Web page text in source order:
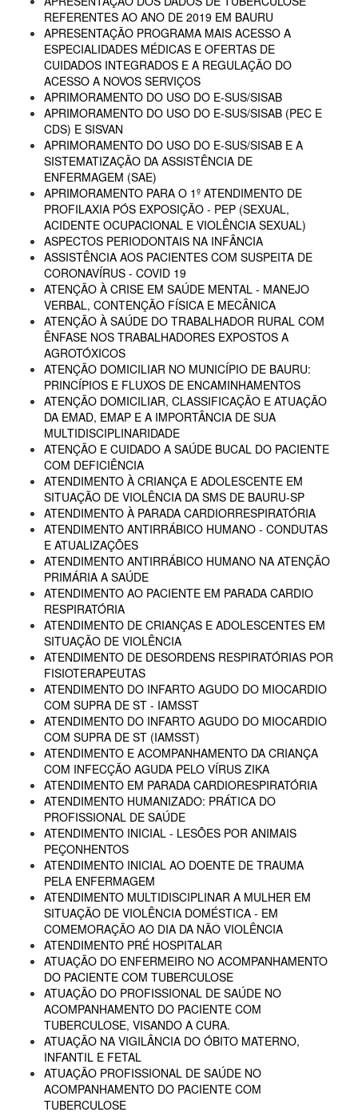
REFERENTES AO ANO DE 2019 EM BAURU
APRESENTAÇÃO PROGRAMA MAIS ACESSO A
ESPECIALIDADES MÉDICAS E OFERTAS DE
CUIDADOS INTEGRADOS E A REGULAÇÃO DO
ACESSO A NOVOS SERVIÇOS
APRIMORAMENTO DO USO DO E-SUS/SISAB
APRIMORAMENTO DO USO DO E-SUS/SISAB (PEC E
CDS) E SISVAN
APRIMORAMENTO DO USO DO E-SUS/SISAB E A
SISTEMATIZAÇÃO DA ASSISTÊNCIA DE
ENFERMAGEM (SAE)
APRIMORAMENTO PARA O 1º ATENDIMENTO DE
PROFILAXIA PÓS EXPOSIÇÃO - PEP (SEXUAL,
ACIDENTE OCUPACIONAL E VIOLÊNCIA SEXUAL)
ASPECTOS PERIODONTAIS NA INFÂNCIA
ASSISTÊNCIA AOS PACIENTES COM SUSPEITA DE
CORONAVÍRUS - COVID 19
ATENÇÃO À CRISE EM SAÚDE MENTAL - MANEJO
VERBAL, CONTENÇÃO FÍSICA E MECÂNICA
ATENÇÃO À SAÚDE DO TRABALHADOR RURAL COM
ÊNFASE NOS TRABALHADORES EXPOSTOS A
AGROTÓXICOS
ATENÇÃO DOMICILIAR NO MUNICÍPIO DE BAURU:
PRINCÍPIOS E FLUXOS DE ENCAMINHAMENTOS
ATENÇÃO DOMICILIAR, CLASSIFICAÇÃO E ATUAÇÃO
DA EMAD, EMAP E A IMPORTÂNCIA DE SUA
MULTIDISCIPLINARIDADE
ATENÇÃO E CUIDADO A SAÚDE BUCAL DO PACIENTE
COM DEFICIÊNCIA
ATENDIMENTO À CRIANÇA E ADOLESCENTE EM
SITUAÇÃO DE VIOLÊNCIA DA SMS DE BAURU-SP
ATENDIMENTO À PARADA CARDIORRESPIRATÓRIA
ATENDIMENTO ANTIRRÁBICO HUMANO - CONDUTAS
E ATUALIZAÇÕES
ATENDIMENTO ANTIRRÁBICO HUMANO NA ATENÇÃO
PRIMÁRIA A SAÚDE
ATENDIMENTO AO PACIENTE EM PARADA CARDIO
RESPIRATÓRIA
ATENDIMENTO DE CRIANÇAS E ADOLESCENTES EM
SITUAÇÃO DE VIOLÊNCIA
ATENDIMENTO DE DESORDENS RESPIRATÓRIAS POR
FISIOTERAPEUTAS
ATENDIMENTO DO INFARTO AGUDO DO MIOCARDIO
COM SUPRA DE ST - IAMSST
ATENDIMENTO DO INFARTO AGUDO DO MIOCARDIO
COM SUPRA DE ST (IAMSST)
ATENDIMENTO E ACOMPANHAMENTO DA CRIANÇA
COM INFECÇÃO AGUDA PELO VÍRUS ZIKA
ATENDIMENTO EM PARADA CARDIORESPIRATÓRIA
ATENDIMENTO HUMANIZADO: PRÁTICA DO
PROFISSIONAL DE SAÚDE
ATENDIMENTO INICIAL - LESÕES POR ANIMAIS
PEÇONHENTOS
ATENDIMENTO INICIAL AO DOENTE DE TRAUMA
PELA ENFERMAGEM
ATENDIMENTO MULTIDISCIPLINAR A MULHER EM
SITUAÇÃO DE VIOLÊNCIA DOMÉSTICA - EM
COMEMORAÇÃO AO DIA DA NÃO VIOLÊNCIA
ATENDIMENTO PRÉ HOSPITALAR
ATUAÇÃO DO ENFERMEIRO NO ACOMPANHAMENTO
DO PACIENTE COM TUBERCULOSE
ATUAÇÃO DO PROFISSIONAL DE SAÚDE NO
ACOMPANHAMENTO DO PACIENTE COM
TUBERCULOSE, VISANDO A CURA.
ATUAÇÃO NA VIGILÂNCIA DO ÓBITO MATERNO,
INFANTIL E FETAL
ATUAÇÃO PROFISSIONAL DE SAÚDE NO
ACOMPANHAMENTO DO PACIENTE COM
TUBERCULOSE